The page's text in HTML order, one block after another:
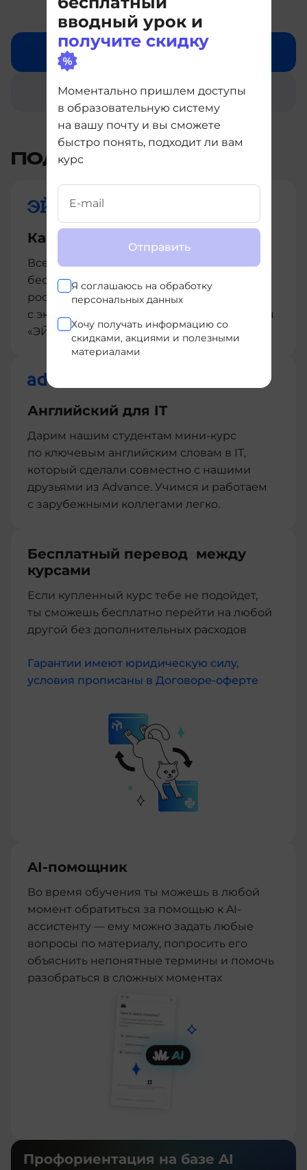
вводный урок и
получите скидку
Моментально пришлем доступы
в образовательную систему
на вашу почту и вы сможете
быстро понять, подходит ли вам
курс
Отправить
Я соглашаюсь на обработку
персональных данных
Хочу получать информацию со
скидками, акциями и полезными
материалами
Бесплатный вводный урок
Купить курс целиком
ПОДАРКИ И БОНУСЫ
Карьерный интенсив
Всем студентам мы предоставляем
бесплатный интенсив по карьерному
росту, разработанный совместно
с экспертами из центра развития карьеры
«ЭЙЧ»
Английский для IT
Дарим нашим студентам мини-курс
по ключевым английским словам в IT,
который сделали совместно с нашими
друзьями из Advance. Учимся и работаем
с зарубежными коллегами легко.
Бесплатный перевод между
курсами
Если купленный курс тебе не подойдет,
ты сможешь бесплатно перейти на любой
другой без дополнительных расходов
Гарантии имеют юридическую силу,
условия прописаны в Договоре-оферте
AI-помощник
Во время обучения ты можешь в любой
момент обратиться за помощью к AI-
ассистенту — ему можно задать любые
вопросы по материалу, попросить его
объяснить непонятные термины и помочь
разобраться в сложных моментах
Профориентация на базе AI